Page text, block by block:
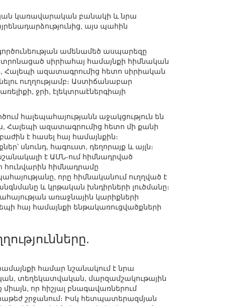
կառավարական բանակի և նրա
այս պահին
ամենամեծ ասպարեզը
սիրիահայ համայնքի հիմնական
Հալեպի ազատագրումից հետո սիրիական
ուղղությամբ։ Աստիճանաբար
ջրի, էլեկտրաէներգիայի
հալեպահայությանն աջակցություն են
Հալեպի ազատագրումից հետո մի քանի
է հասել հայ համայնքին։
սնունդ, հագուստ, դեղորայք և այլն։
է ԱՄՆ-ում հիմնադրված
հունվարին հիմնադրամը
որը հիմնականում ուղղված է
և կրթական խնդիրների լուծմանը։
առաջնային կարիքների
հայ համայնքի ենթակառուցվածքների
համար նշանակում է նրա
տեղեկատվական, մարզամշակութային
որ հիշյալ բնագավառներում
շրջանում։ Իսկ հետպատերազմյան